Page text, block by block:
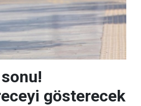
gösterecek